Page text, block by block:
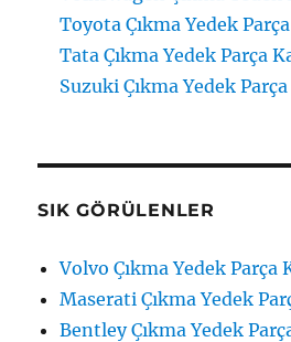
Toyota Çıkma Yedek
Tata Çıkma Yedek Parça
Suzuki Çıkma Yedek
SIK GÖRÜLENLER
Volvo Çıkma Yedek Parça
Maserati Çıkma Yedek
Bentley Çıkma Yedek